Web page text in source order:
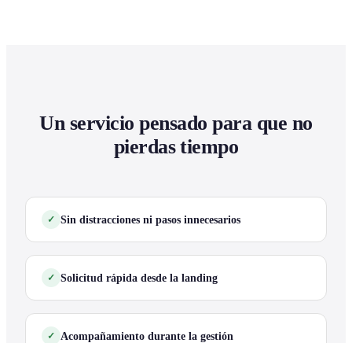
Un servicio pensado para que no
pierdas tiempo
Sin distracciones ni pasos innecesarios
Solicitud rápida desde la landing
Acompañamiento durante la gestión